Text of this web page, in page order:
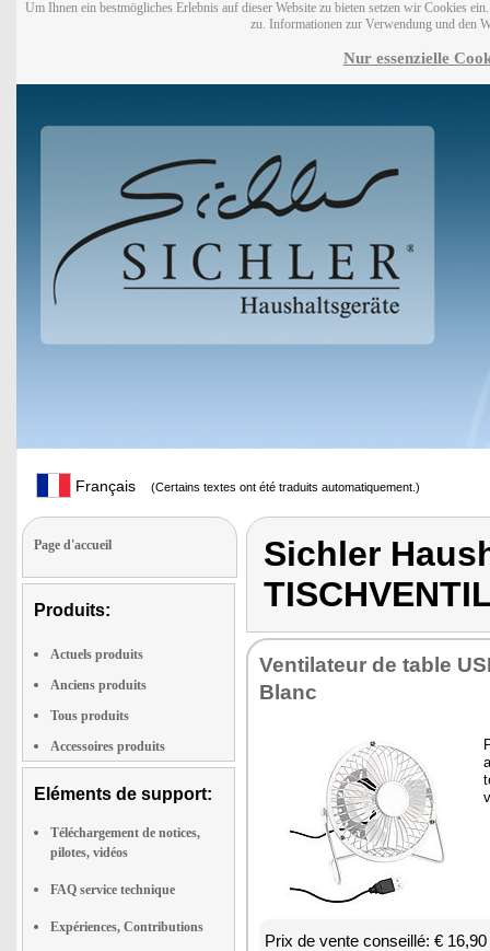
Um Ihnen ein bestmögliches Erlebnis auf dieser Website zu bieten setzen wir Cookies
zu. Informationen zur Verwendung und den
Nur essenzielle
Français (Certains textes ont été traduits automatiquement.)
Page d'accueil
Produits:
Actuels produits
Anciens produits
Tous produits
Accessoires produits
Eléments de support:
Téléchargement de notices,
pilotes, vidéos
FAQ service technique
Expériences, Contributions
Sichler
Ven­ti­la­teur de table
Blanc
Prix de vente conseillé: € 16,90